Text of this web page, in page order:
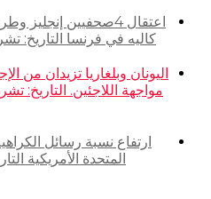
اعتقال 4صحفيين
كاليه في فرنسا التاريخ: تشرين الثاني 2016
اليونان وبلغاريا تزيدان من
ارتفاع نسبة رسائل